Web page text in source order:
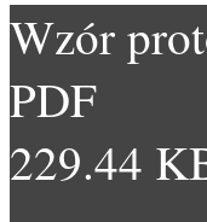
Wzór
PDF
229.44